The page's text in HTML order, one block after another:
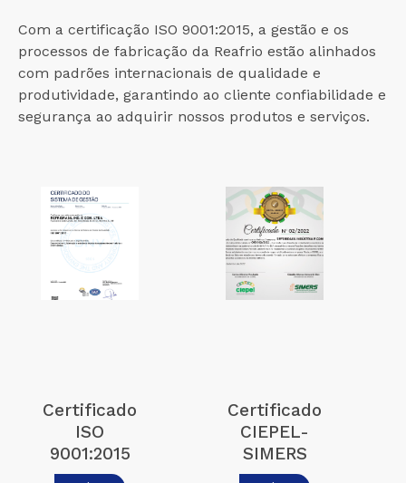
Com a certificação ISO 9001:2015, a gestão e os
processos de fabricação da Reafrio estão alinhados
com padrões internacionais de qualidade e
produtividade, garantindo ao cliente confiabilidade e
segurança ao adquirir nossos produtos e serviços.
Certificado
ISO
9001:2015
Certificado
CIEPEL-
SIMERS